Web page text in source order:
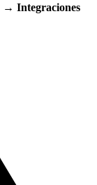
→ Integraciones